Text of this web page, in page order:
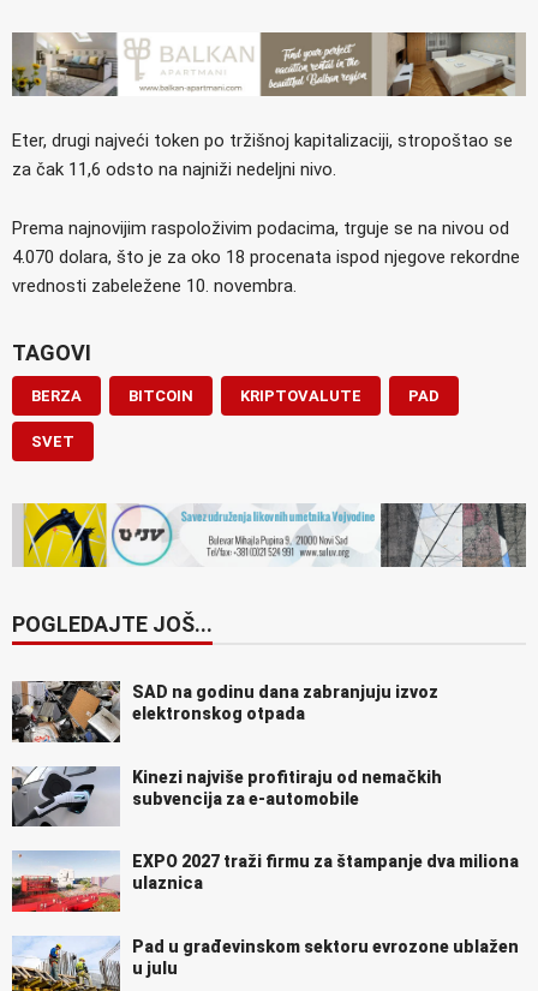
Eter, drugi najveći token po tržišnoj kapitalizaciji, stropoštao se
za čak 11,6 odsto na najniži nedeljni nivo.
Prema najnovijim raspoloživim podacima, trguje se na nivou od
4.070 dolara, što je za oko 18 procenata ispod njegove rekordne
vrednosti zabeležene 10. novembra.
TAGOVI
BERZA BITCOIN KRIPTOVALUTE PAD
SVET
POGLEDAJTE JOŠ...
SAD na godinu dana zabranjuju izvoz
elektronskog otpada
Kinezi najviše profitiraju od nemačkih
subvencija za e-automobile
EXPO 2027 traži firmu za štampanje dva miliona
ulaznica
Pad u građevinskom sektoru evrozone ublažen
u julu